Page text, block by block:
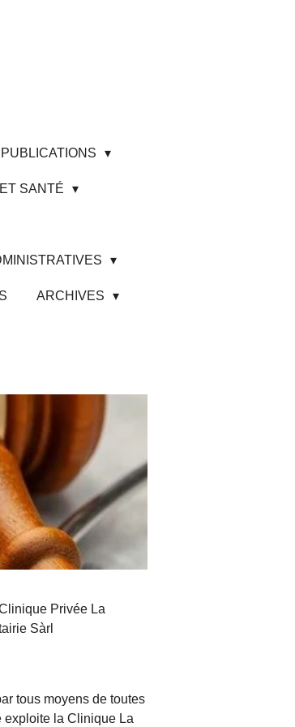
SANTÉ
ARCHIVES
Privée La
Sàrl
tous moyens de toutes
exploite la Clinique La